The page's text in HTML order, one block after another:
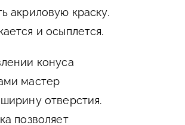
акриловую краску.
и осыплется.
конуса
мастер
отверстия.
позволяет